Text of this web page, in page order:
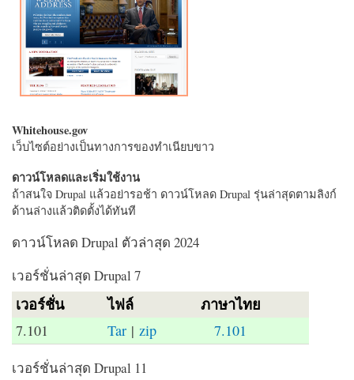
Whitehouse.gov
เว็บไซต์อย่างเป็นทางการของทำเนียบขาว
ดาวน์โหลดและเริ่มใช้งาน
ถ้าสนใจ Drupal แล้วอย่ารอช้า ดาวน์โหลด Drupal รุ่นล่าสุดตามลิงก์
ด้านล่างแล้วติดตั้งได้ทันที
ดาวน์โหลด Drupal ตัวล่าสุด 2024
เวอร์ชั่นล่าสุด Drupal 7
เวอร์ชั่น ไฟล์ ภาษาไทย
7.101 Tar |zip 7.101
เวอร์ชั่นล่าสุด Drupal 11